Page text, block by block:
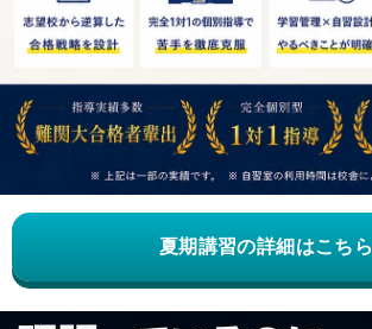
夏期講習の詳細はこちら